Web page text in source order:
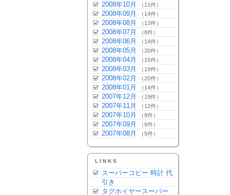
2008年10月 （11件）
2008年09月 （14件）
2008年08月 （13件）
2008年07月 （8件）
2008年06月 （14件）
2008年05月 （20件）
2008年04月 （15件）
2008年03月 （19件）
2008年02月 （20件）
2008年01月 （14件）
2007年12月 （19件）
2007年11月 （12件）
2007年10月 （8件）
2007年09月 （6件）
2007年08月 （5件）
LINKS
スーパーコピー 時計 代
引き
タグホイヤースーパー